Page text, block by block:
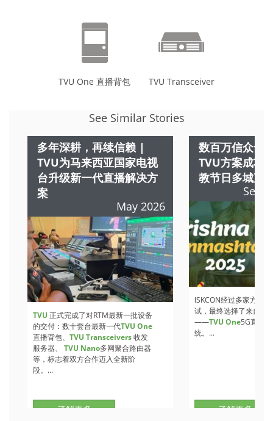
TVU One 直播背包 TVU Transceiver
See Similar Stories
多年深耕，再续信赖 |
TVU为马来西亚国家电视
台升级新一代直播解决方
案
May 2026
TVU 正式完成了对RTM最新一批设备
的交付：数十套台最新一代TVU One
直播背包、 TVU Transceivers收发
服务器、
TVU Nano多网聚合路由器
等，标志着双方合作迈入全新阶
段。...
了解更多
数百万信众云
TVU方案成功
教节日多城直
ISKCON经过多家方案
试，最终选择了来自
——TVU One5G直播
统。...
了解更多